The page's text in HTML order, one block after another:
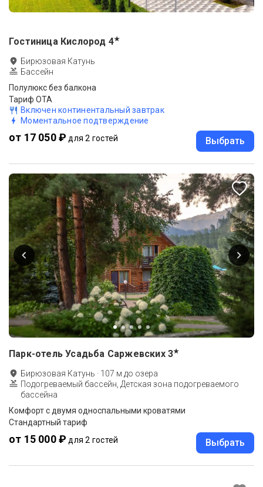
Гостиница Кислород 4★
Бирюзовая Катунь
Бассейн
Полулюкс без балкона
Тариф ОТА
Включен континентальный завтрак
Моментальное подтверждение
от 17 050 ₽ для 2 гостей Выбрать
Парк-отель Усадьба Саржевских 3★
Бирюзовая Катунь · 107 м до озера
Подогреваемый бассейн, Детская зона подогреваемого
бассейна
Комфорт с двумя односпальными кроватями
Стандартный тариф
от 15 000 ₽ для 2 гостей Выбрать